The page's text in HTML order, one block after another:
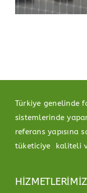
Türkiye genelinde
sistemlerinde
referans yapısına
tüketiciye kaliteli
HİZMETLERİMİZ